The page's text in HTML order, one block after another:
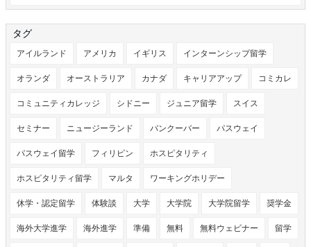
タグ
アイルランド アメリカ イギリス インターンシップ留学
オランダ オーストラリア カナダ キャリアアップ コミカレ
コミュニティカレッジ シドニー ジュニア留学 スイス
セミナー ニュージーランド バンクーバー パスウェイ
パスウェイ留学 フィリピン ホスピタリティ
ホスピタリティ留学 マルタ ワーキングホリデー
休学・認定留学 体験談 大学 大学院 大学院留学 奨学金
海外大学進学 海外進学 準備 無料 無料ウェビナー 留学